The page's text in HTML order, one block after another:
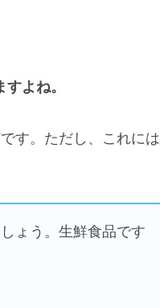
よね。
す。ただし、これには
ょう。生鮮食品です